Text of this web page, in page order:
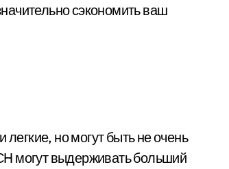
сэкономить ваш
но могут быть не очень
могут выдерживать больший